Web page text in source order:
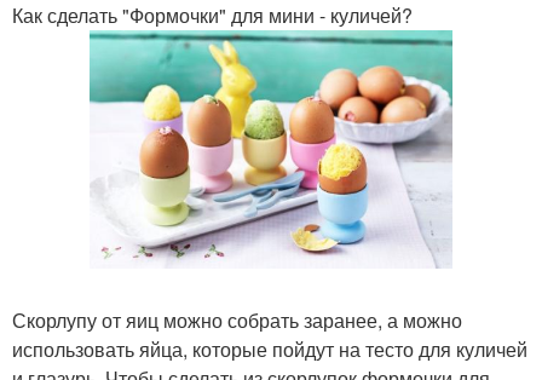
Как сделать "Формочки" для мини - куличей?
Скорлупу от яиц можно собрать заранее, а можно
использовать яйца, которые пойдут на тесто для куличей